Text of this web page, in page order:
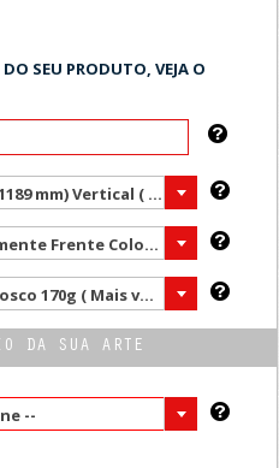
SEU PRODUTO, VEJA O
A0 (841 x 1189 mm) Vertical ( Mais vendido )
4 x 0 - Somente Frente Color ( Mais vendido )
Couchê Fosco 170g ( Mais vendido )
DA SUA ARTE
--